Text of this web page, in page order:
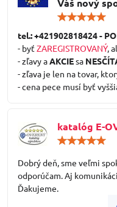
Váš nový
tel.: +421902818424 -
- byť ZAREGISTROVANÝ,
- zľavy aAKCIEsa
- zľava je len na tovar,
- cena pece musí byť
katalóg E-
Dobrý deň, sme veľmi
odporúčam. Aj
Ďakujeme.